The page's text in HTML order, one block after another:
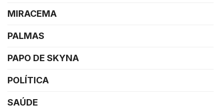
MIRACEMA
PALMAS
PAPO DE SKYNA
POLÍTICA
SAÚDE